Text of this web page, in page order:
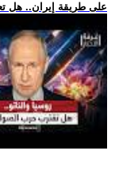
.. على طريقة إيران.. هل